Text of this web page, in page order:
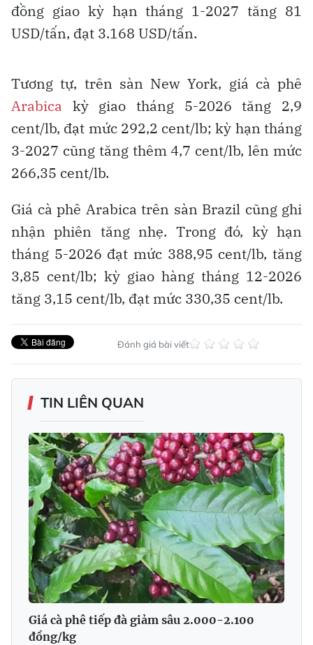
đồng giao kỳ hạn tháng 1-2027 tăng 81
USD/tấn, đạt 3.168 USD/tấn.
Tương tự, trên sàn New York, giá cà phê
Arabica kỳ giao tháng 5-2026 tăng 2,9
cent/lb, đạt mức 292,2 cent/lb; kỳ hạn tháng
3-2027 cũng tăng thêm 4,7 cent/lb, lên mức
266,35 cent/lb.
Giá cà phê Arabica trên sàn Brazil cũng ghi
nhận phiên tăng nhẹ. Trong đó, kỳ hạn
tháng 5-2026 đạt mức 388,95 cent/lb, tăng
3,85 cent/lb; kỳ giao hàng tháng 12-2026
tăng 3,15 cent/lb, đạt mức 330,35 cent/lb.
Đánh giá bài viết
TIN LIÊN QUAN
Giá cà phê tiếp đà giảm sâu 2.000-2.100
đồng/kg